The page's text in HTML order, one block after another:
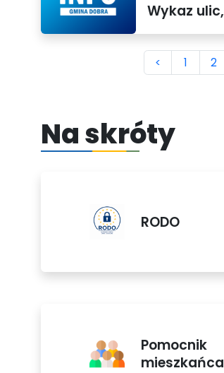
< 1 2
Na skróty
RODO
Pomocnik
mieszkańca